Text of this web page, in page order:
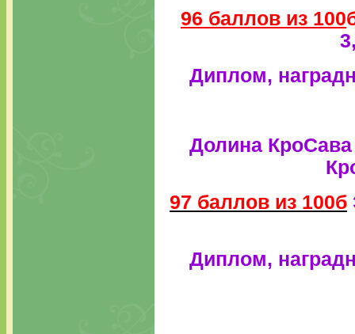
96 баллов из 100
Диплом,
Долина
97 баллов из 100б
Диплом,